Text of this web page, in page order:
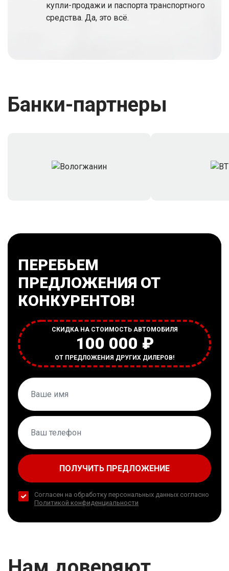
купли-продажи и паспорта транспортного
средства. Да, это всё.
Банки-партнеры
ПЕРЕБЬЕМ
ПРЕДЛОЖЕНИЯ ОТ
КОНКУРЕНТОВ!
СКИДКА НА СТОИМОСТЬ АВТОМОБИЛЯ
100 000 ₽
ОТ ПРЕДЛОЖЕНИЯ ДРУГИХ ДИЛЕРОВ!
ПОЛУЧИТЬ ПРЕДЛОЖЕНИЕ
Согласен на обработку персональных данных согласно
Политикой конфиденциальности